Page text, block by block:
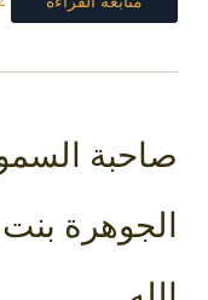
صاحبة
الجوهرة